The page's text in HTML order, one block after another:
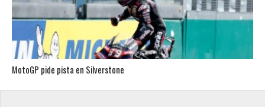
MotoGP pide pista en Silverstone